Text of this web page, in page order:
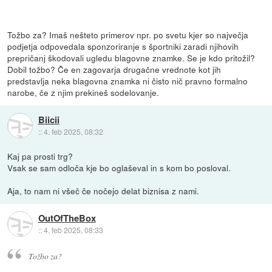
Tožbo za? Imaš nešteto primerov npr. po svetu kjer so največja
podjetja odpovedala sponzoriranje s športniki zaradi njihovih
prepričanj škodovali ugledu blagovne znamke. Se je kdo pritožil?
Dobil tožbo? Če en zagovarja drugačne vrednote kot jih
predstavlja neka blagovna znamka ni čisto nič pravno formalno
narobe, če z njim prekineš sodelovanje.
Biicii
::4. feb 2025, 08:32
Kaj pa prosti trg?
Vsak se sam odloča kje bo oglaševal in s kom bo posloval.
Aja, to nam ni všeč če nočejo delat biznisa z nami.
OutOfTheBox
::4. feb 2025, 08:33
Tožbo za?